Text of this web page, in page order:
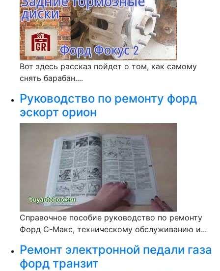
Вот здесь рассказ пойдет о том, как самому
снять барабан....
Руководство по ремонту форд
эскорт орион
Справочное пособие руководство по ремонту
Форд С-Макс, техническому обслуживанию и...
Ремонт электронной педали газа
форд транзит